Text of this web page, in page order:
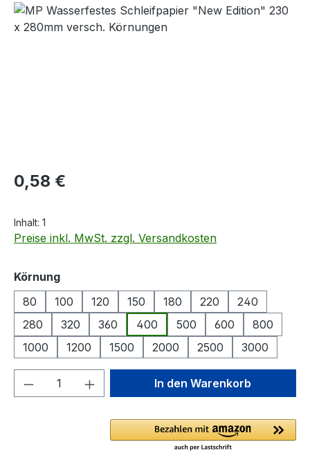
Bildergalerie überspringen
Regulärer Preis:
0,58 €
Inhalt: 1
Preise inkl. MwSt. zzgl. Versandkosten
Körnungauswählen
80
100 120 150 180 220
240
280
320 360 400 500 600
800
1000
1200 1500 2000 2500 3000
Produkt Anzahl: Gib denIn den Warenkorb